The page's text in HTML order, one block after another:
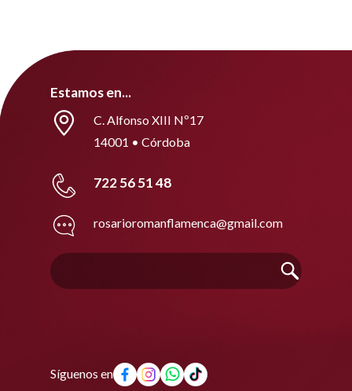
Estamos en...
C. Alfonso XIII Nº17
14001 • Córdoba
722 56 51 48
rosarioromanflamenca@gmail.com
Síguenos en